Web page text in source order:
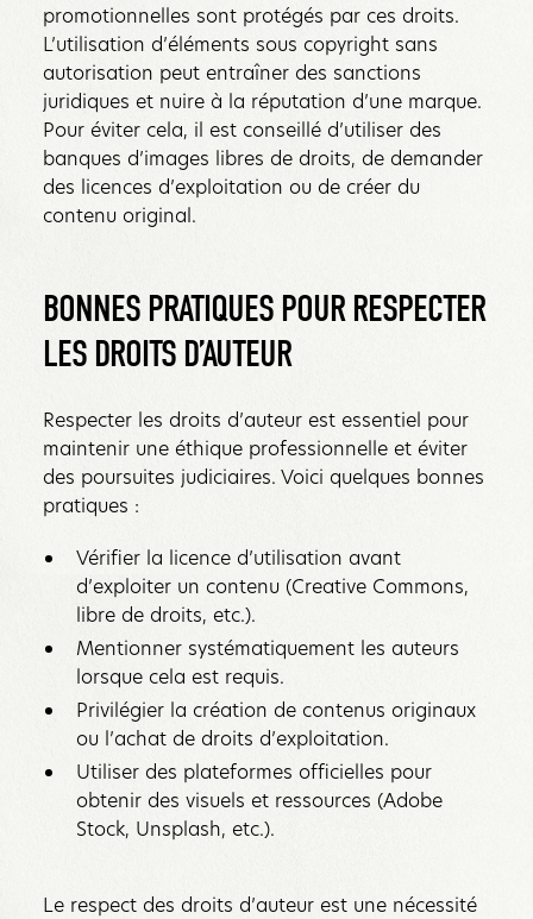
promotionnelles sont protégés par ces droits.
L’utilisation d’éléments sous copyright sans
autorisation peut entraîner des sanctions
juridiques et nuire à la réputation d’une marque.
Pour éviter cela, il est conseillé d’utiliser des
banques d’images libres de droits, de demander
des licences d’exploitation ou de créer du
contenu original.
BONNES PRATIQUES POUR RESPECTER
LES DROITS D’AUTEUR
Respecter les droits d’auteur est essentiel pour
maintenir une éthique professionnelle et éviter
des poursuites judiciaires. Voici quelques bonnes
pratiques :
Vérifier la licence d’utilisation avant
d’exploiter un contenu (Creative Commons,
libre de droits, etc.).
Mentionner systématiquement les auteurs
lorsque cela est requis.
Privilégier la création de contenus originaux
ou l’achat de droits d’exploitation.
Utiliser des plateformes officielles pour
obtenir des visuels et ressources (Adobe
Stock, Unsplash, etc.).
Le respect des droits d’auteur est une nécessité